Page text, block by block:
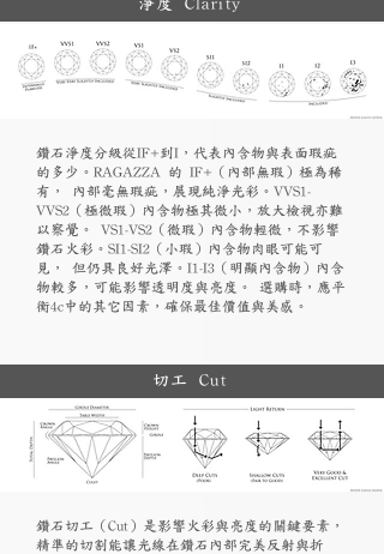
淨度 Clarity
鑽石淨度分級從IF+到I，代表內含物與表面瑕疵
的多少。RAGAZZA 的 IF+（內部無瑕）極為稀
有， 內部毫無瑕疵，展現純淨光彩。VVS1-
VVS2（極微瑕）內含物極其微小，放大檢視亦難
以察覺。 VS1-VS2（微瑕）內含物輕微，不影響
鑽石火彩。SI1-SI2（小瑕）內含物肉眼可能可
見， 但仍具良好光澤。I1-I3（明顯內含物）內含
物較多，可能影響透明度與亮度。 選購時，應平
衡4c中的其它因素，確保最佳價值與美感。
切工 Cut
鑽石切工（Cut）是影響火彩與亮度的關鍵要素，
精準的切割能讓光線在鑽石內部完美反射與折